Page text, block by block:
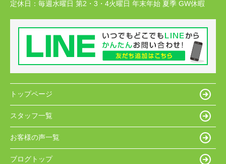
定休日： 毎週水曜日 第2・3・4火曜日 年末年始 夏季 GW休暇
トップページ
スタッフ一覧
お客様の声一覧
ブログトップ